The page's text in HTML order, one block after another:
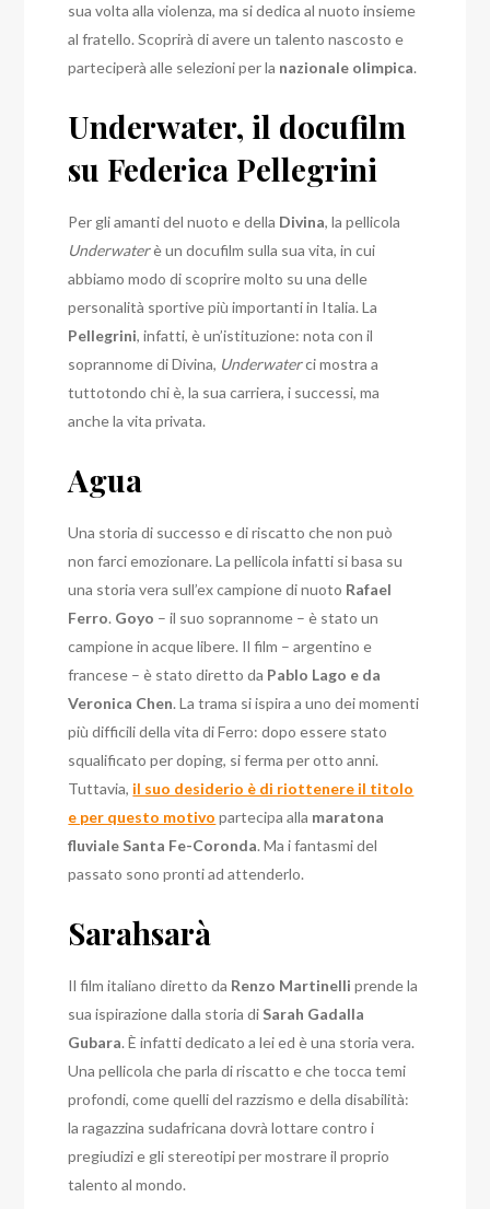
sua volta alla violenza, ma si dedica al nuoto insieme
al fratello. Scoprirà di avere un talento nascosto e
parteciperà alle selezioni per la nazionale olimpica.
Underwater, il docufilm
su Federica Pellegrini
Per gli amanti del nuoto e della Divina, la pellicola
Underwaterè un docufilm sulla sua vita, in cui
abbiamo modo di scoprire molto su una delle
personalità sportive più importanti in Italia. La
Pellegrini, infatti, è un’istituzione: nota con il
soprannome di Divina, Underwaterci mostra a
tuttotondo chi è, la sua carriera, i successi, ma
anche la vita privata.
Agua
Una storia di successo e di riscatto che non può
non farci emozionare. La pellicola infatti si basa su
una storia vera sull’ex campione di nuoto Rafael
Ferro. Goyo – il suo soprannome – è stato un
campione in acque libere. Il film – argentino e
francese – è stato diretto da Pablo Lago e da
Veronica Chen. La trama si ispira a uno dei momenti
più difficili della vita di Ferro: dopo essere stato
squalificato per doping, si ferma per otto anni.
Tuttavia, il suo desiderio è di riottenere il titolo
e per questo motivo partecipa alla maratona
fluviale Santa Fe-Coronda. Ma i fantasmi del
passato sono pronti ad attenderlo.
Sarahsarà
Il film italiano diretto da Renzo Martinelli prende la
sua ispirazione dalla storia di Sarah Gadalla
Gubara. È infatti dedicato a lei ed è una storia vera.
Una pellicola che parla di riscatto e che tocca temi
profondi, come quelli del razzismo e della disabilità:
la ragazzina sudafricana dovrà lottare contro i
pregiudizi e gli stereotipi per mostrare il proprio
talento al mondo.